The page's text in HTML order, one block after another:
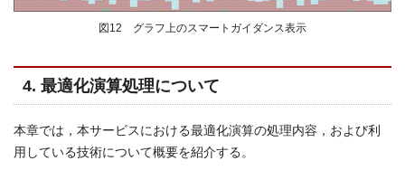
図12 グラフ上のスマートガイダンス表示
4. 最適化演算処理について
本章では，本サービスにおける最適化演算の処理内容，および利
用している技術について概要を紹介する。